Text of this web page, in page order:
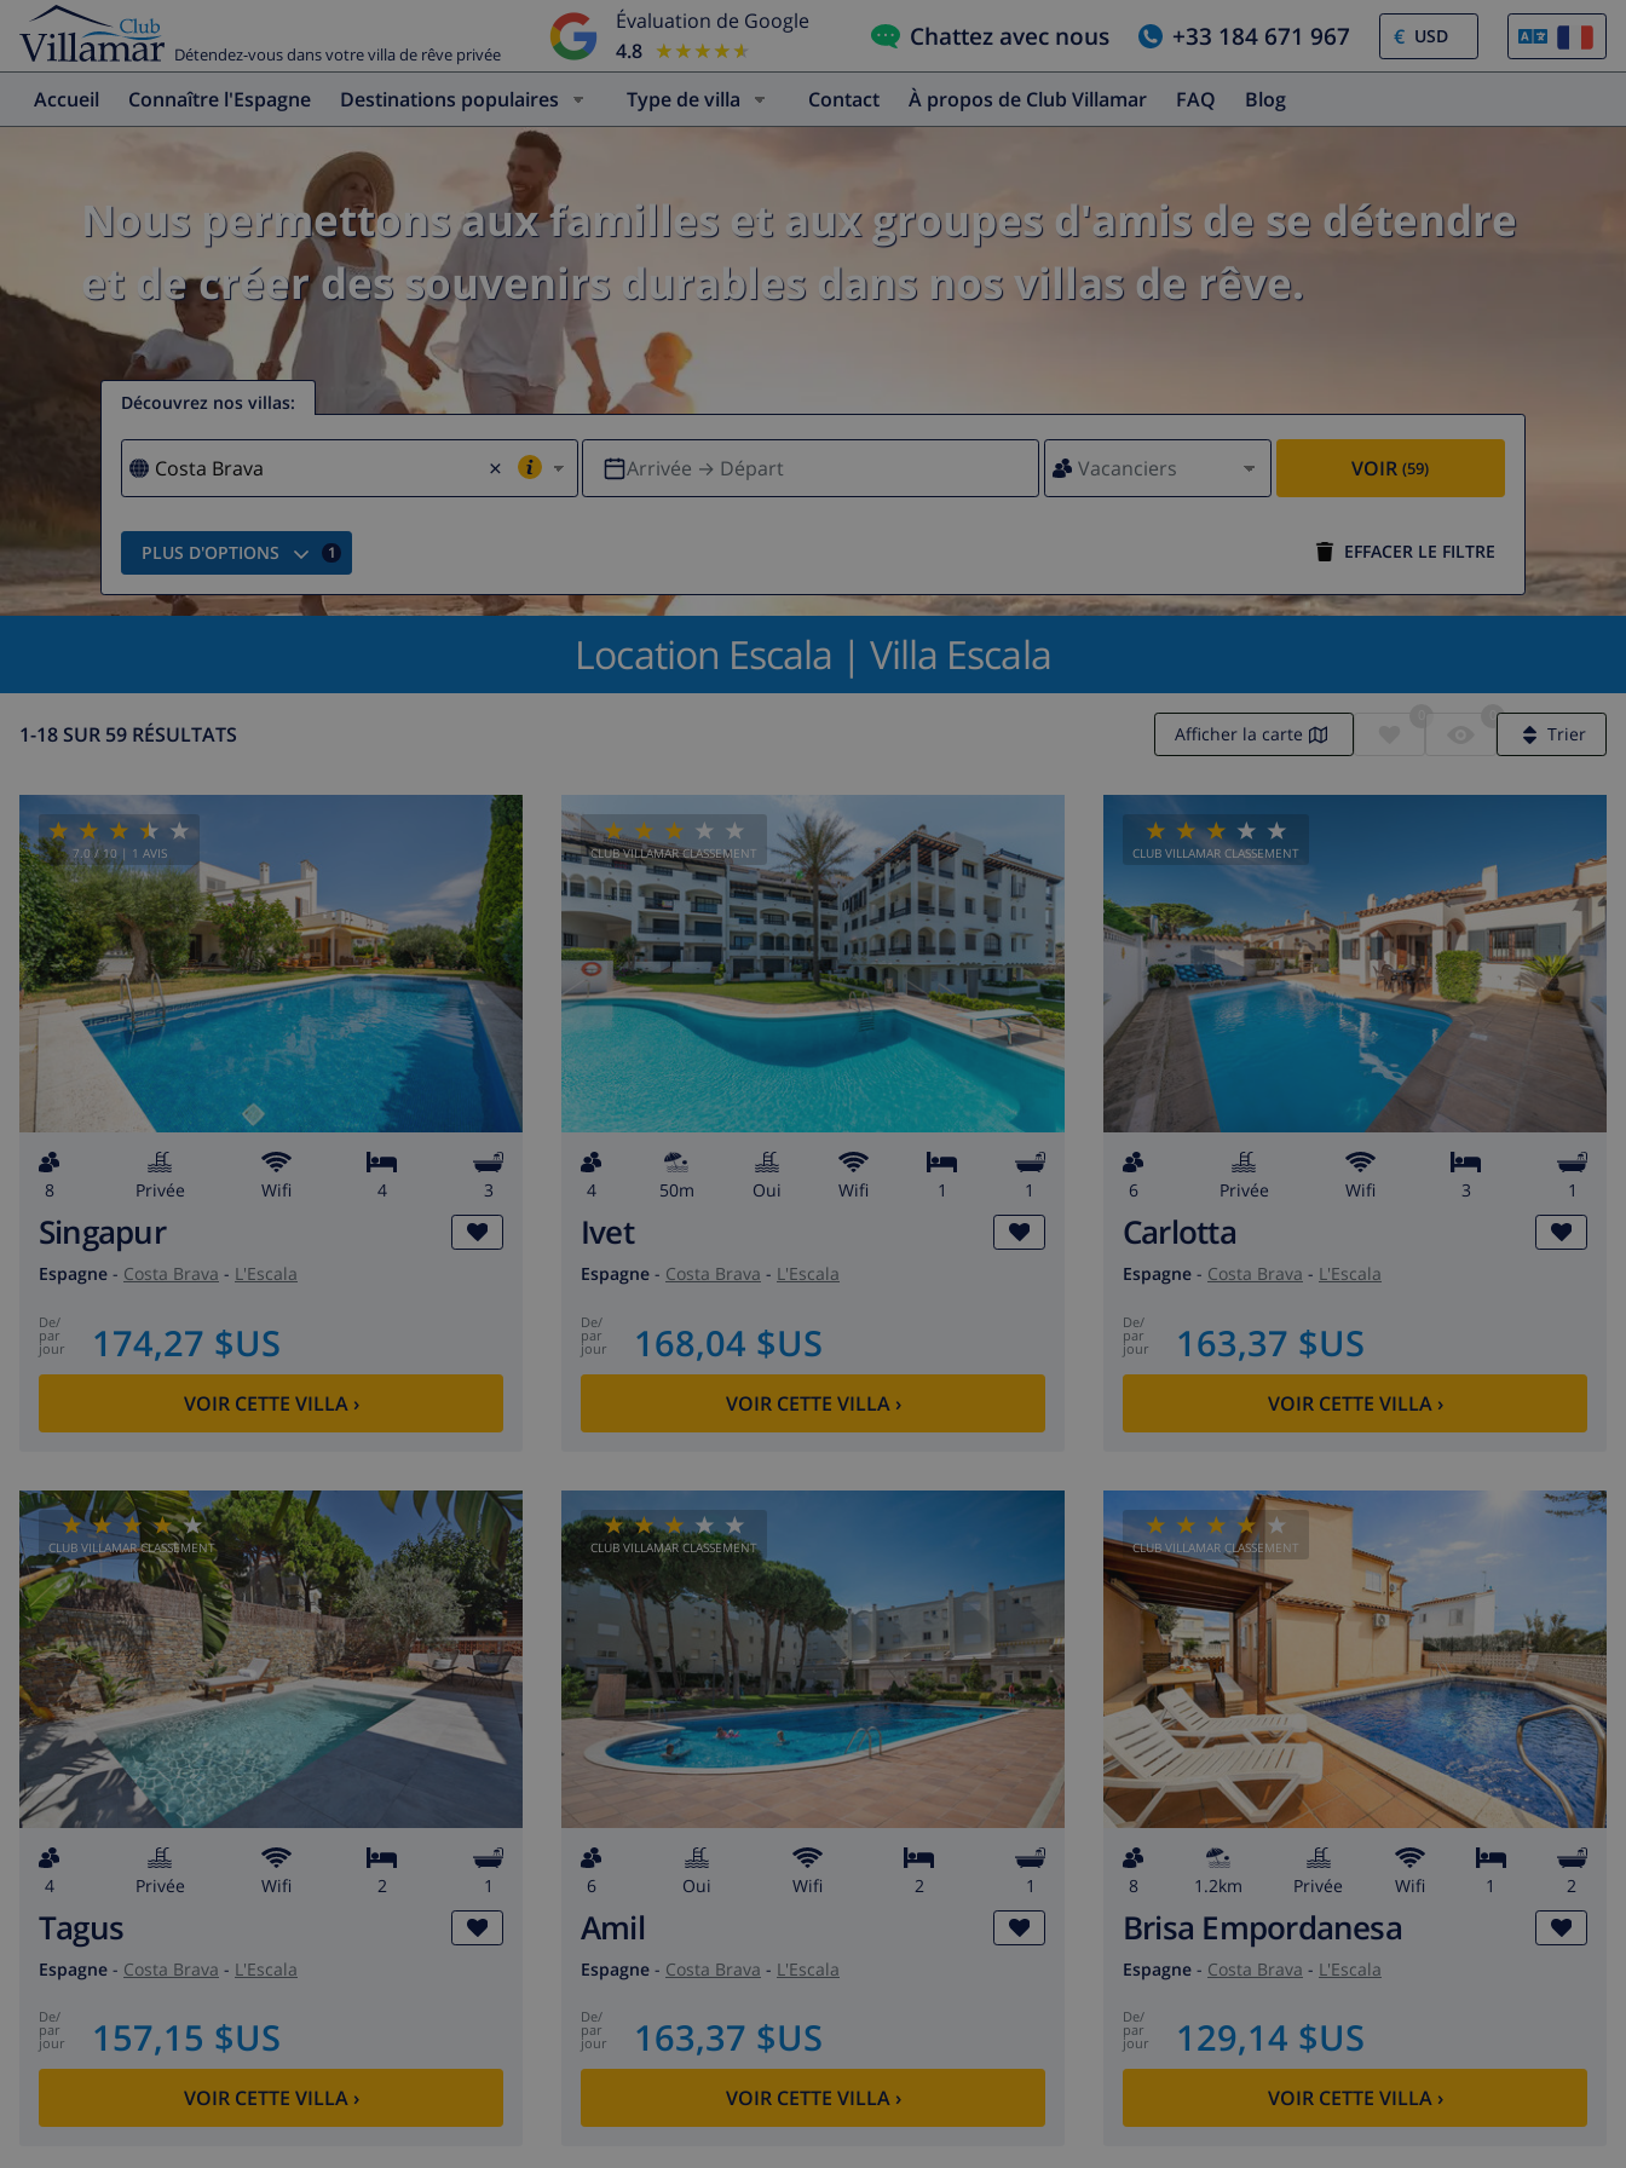
Détendez-vous dans votre villa de rêve privée
Évaluation de Google
4.8 ★★★★★
★★★★★ Chattez avec nous +33 184 671 967 €
Accueil Connaître l'Espagne Destinations populaires Type de villa Contact À propos de Club Villamar FAQ Blog
Nous permettons aux familles et aux groupes d'amis de se détendre
et de créer des souvenirs durables dans nos villas de rêve.
Découvrez nos villas:
× Arrivée → Départ Vacanciers VOIR (59)
PLUS D'OPTIONS 1 EFFACER LE FILTRE
Location Escala | Villa Escala
1-18 SUR 59 RÉSULTATS Afficher la carte Trier
7.0/ 10 | 1 AVIS
8 privée wifi 4 3
Singapur
Espagne - Costa Brava - L'Escala
de/
par
jour 174,27 $US
VOIR CETTE VILLA›
CLUB VILLAMAR CLASSEMENT
4 50m Oui wifi 1 1
Ivet
Espagne - Costa Brava - L'Escala
de/
par
jour 168,04 $US
VOIR CETTE VILLA›
CLUB VILLAMAR CLASSEMENT
6 privée wifi 3 1
Carlotta
Espagne - Costa Brava - L'Escala
de/
par
jour 163,37 $US
VOIR CETTE VILLA›
CLUB VILLAMAR CLASSEMENT
4 privée wifi 2 1
Tagus
Espagne - Costa Brava - L'Escala
de/
par
jour 157,15 $US
VOIR CETTE VILLA›
CLUB VILLAMAR CLASSEMENT
6 Oui wifi 2 1
Amil
Espagne - Costa Brava - L'Escala
de/
par
jour 163,37 $US
VOIR CETTE VILLA›
CLUB VILLAMAR CLASSEMENT
8 1.2km privée wifi 1 2
Brisa Empordanesa
Espagne - Costa Brava - L'Escala
de/
par
jour 129,14 $US
VOIR CETTE VILLA›